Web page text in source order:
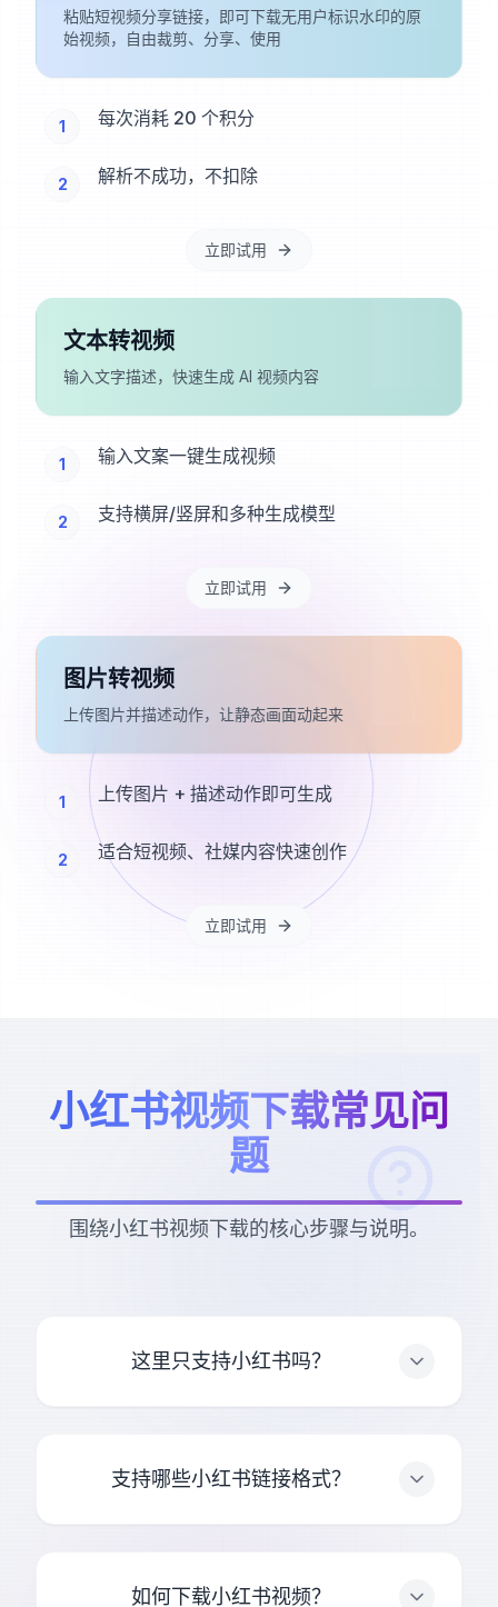
粘贴短视频分享链接，即可下载无用户标识水印的原
始视频，自由裁剪、分享、使用
1 每次消耗 20 个积分
2 解析不成功，不扣除
立即试用
文本转视频
输入文字描述，快速生成 AI 视频内容
1 输入文案一键生成视频
2 支持横屏/竖屏和多种生成模型
立即试用
图片转视频
上传图片并描述动作，让静态画面动起来
1 上传图片 + 描述动作即可生成
2 适合短视频、社媒内容快速创作
立即试用
小红书视频下载常见问
题
围绕小红书视频下载的核心步骤与说明。
这里只支持小红书吗？
支持哪些小红书链接格式？
如何下载小红书视频？